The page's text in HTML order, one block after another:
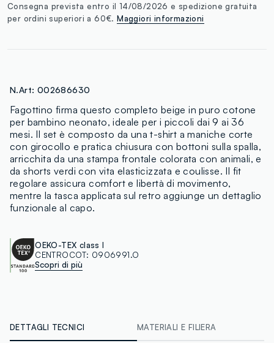
Consegna prevista entro il 14/08/2026 e spedizione gratuita
per ordini superiori a 60€.Maggiori informazioni
N.Art: 002686630
Fagottino firma questo completo beige in puro cotone
per bambino neonato, ideale per i piccoli dai 9 ai 36
mesi. Il set è composto da una t-shirt a maniche corte
con girocollo e pratica chiusura con bottoni sulla spalla,
arricchita da una stampa frontale colorata con animali, e
da shorts verdi con vita elasticizzata e coulisse. Il fit
regolare assicura comfort e libertà di movimento,
mentre la tasca applicata sul retro aggiunge un dettaglio
funzionale al capo.
OEKO-TEX class I
CENTROCOT: 0906991.O
Scopri di più
DETTAGLI TECNICI MATERIALI E FILIERA